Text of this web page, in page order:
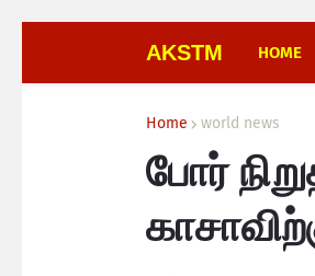
AKSTM HOME
Home world news
போர்